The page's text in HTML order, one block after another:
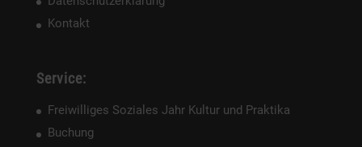
Kontakt
Service:
Freiwilliges Soziales Jahr Kultur und Praktika
Buchung